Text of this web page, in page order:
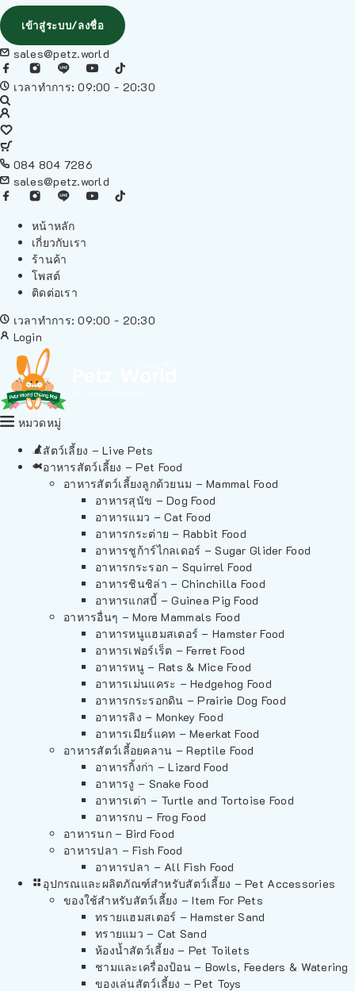
เข้าสู่ระบบ/ลงชื่อ
sales@petz.world
เวลาทำการ: 09:00 - 20:30
084 804 7286
sales@petz.world
หน้าหลัก
เกี่ยวกับเรา
ร้านค้า
โพสต์
ติดต่อเรา
เวลาทำการ: 09:00 - 20:30
Login
หมวดหมู่
สัตว์เลี้ยง – Live Pets
อาหารสัตว์เลี้ยง – Pet Food
อาหารสัตว์เลี้ยงลูกด้วยนม – Mammal Food
อาหารสุนัข – Dog Food
อาหารแมว – Cat Food
อาหารกระต่าย – Rabbit Food
อาหารชูก้าร์ไกลเดอร์ – Sugar Glider Food
อาหารกระรอก – Squirrel Food
อาหารชินชิล่า – Chinchilla Food
อาหารแกสบี้ – Guinea Pig Food
อาหารอื่นๆ – More Mammals Food
อาหารหนูแฮมสเตอร์ – Hamster Food
อาหารเฟอร์เร็ต – Ferret Food
อาหารหนู – Rats & Mice Food
อาหารเม่นแคระ – Hedgehog Food
อาหารกระรอกดิน – Prairie Dog Food
อาหารลิง – Monkey Food
อาหารเมียร์แคท – Meerkat Food
อาหารสัตว์เลี้อยคลาน – Reptile Food
อาหารกิ้งก่า – Lizard Food
อาหารงู – Snake Food
อาหารเต่า – Turtle and Tortoise Food
อาหารกบ – Frog Food
อาหารนก – Bird Food
อาหารปลา – Fish Food
อาหารปลา – All Fish Food
อุปกรณและผลิตภัณฑ์สำหรับสัตว์เลี้ยง – Pet Accessories
ของใช้สำหรับสัตว์เลี้ยง – Item For Pets
ทรายแฮมสเตอร์ – Hamster Sand
ทรายแมว – Cat Sand
ห้องน้ำสัตว์เลี้ยง – Pet Toilets
ชามและเครื่องป้อน – Bowls, Feeders & Watering
ของเล่นสัตว์เลี้ยง – Pet Toys